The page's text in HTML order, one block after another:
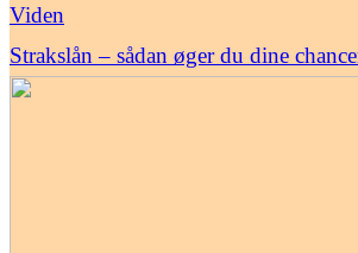
Viden
Strakslån – sådan øger du dine